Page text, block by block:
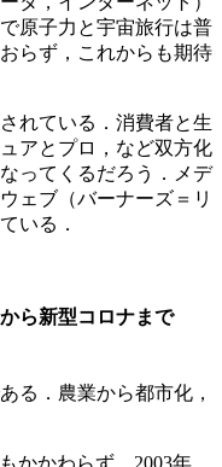
原子力と宇宙旅行は普
らず，これからも期待
れている．消費者と生
アとプロ，など双方化
ってくるだろう．メデ
ェブ（バーナーズ＝リ
いる．
から新型コロナまで
る．農業から都市化，
かかわらず，2003年